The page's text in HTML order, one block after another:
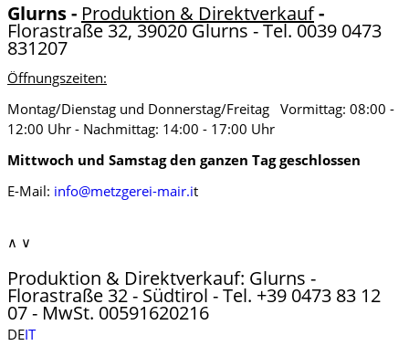
Glurns - Produktion & Direktverkauf-
Florastraße 32, 39020 Glurns - Tel. 0039 0473
831207
Öffnungszeiten:
Montag/Dienstag und Donnerstag/Freitag Vormittag: 08:00 -
12:00 Uhr - Nachmittag: 14:00 - 17:00 Uhr
Mittwoch und Samstag den ganzen Tag geschlossen
E-Mail: info@metzgerei-mair.it
∧ ∨
Produktion & Direktverkauf: Glurns -
Florastraße 32 - Südtirol - Tel. +39 0473 83 12
07 - MwSt. 00591620216
DEIT